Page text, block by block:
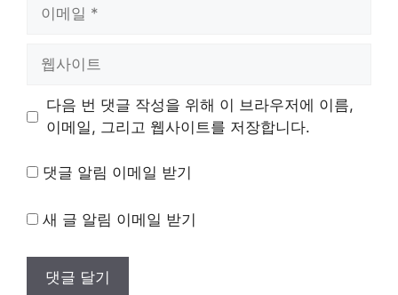
트
다음 번 댓글 작성을 위해 이 브라우저에 이름,
이메일, 그리고 웹사이트를 저장합니다.
댓글 알림 이메일 받기
새 글 알림 이메일 받기